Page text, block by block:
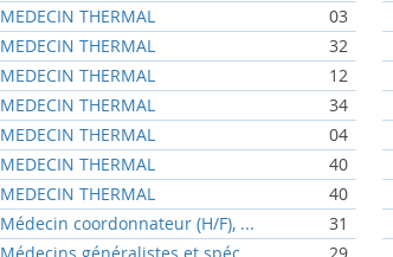
MEDECIN THERMAL
03
MEDECIN THERMAL
32
MEDECIN THERMAL
12
MEDECIN THERMAL
34
MEDECIN THERMAL
04
MEDECIN THERMAL
40
MEDECIN THERMAL
40
Médecin coordonnateur (H/F), ...
31